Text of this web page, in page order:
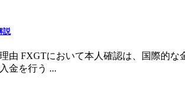
説
由 FXGTにおいて本人確認は、国際的
金を行う ...